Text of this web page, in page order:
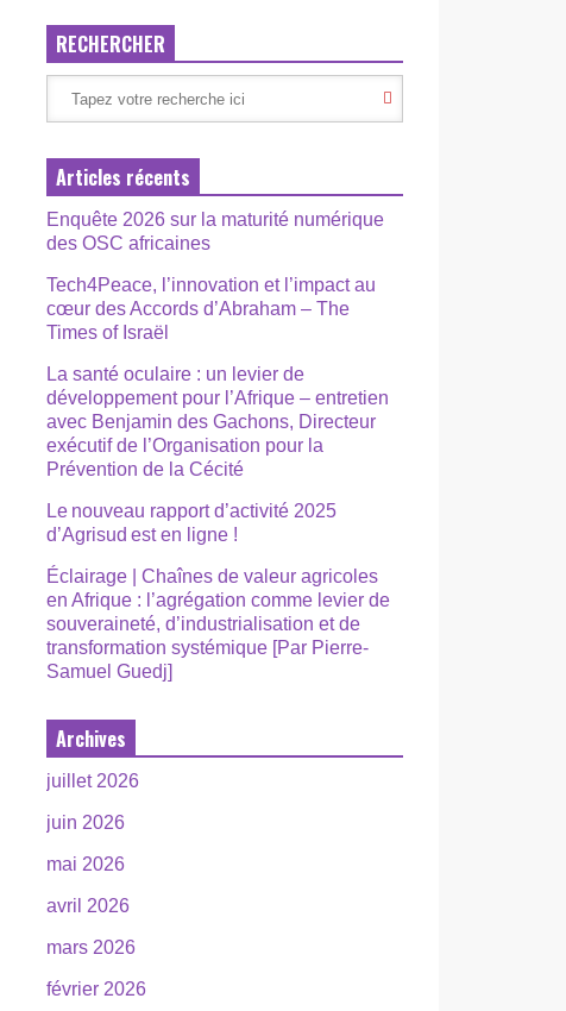
RECHERCHER
Articles récents
Enquête 2026 sur la maturité numérique
des OSC africaines
Tech4Peace, l’innovation et l’impact au
cœur des Accords d’Abraham – The
Times of Israël
La santé oculaire : un levier de
développement pour l’Afrique – entretien
avec Benjamin des Gachons, Directeur
exécutif de l’Organisation pour la
Prévention de la Cécité
Le nouveau rapport d’activité 2025
d’Agrisud est en ligne !
Éclairage | Chaînes de valeur agricoles
en Afrique : l’agrégation comme levier de
souveraineté, d’industrialisation et de
transformation systémique [Par Pierre-
Samuel Guedj]
Archives
juillet 2026
juin 2026
mai 2026
avril 2026
mars 2026
février 2026